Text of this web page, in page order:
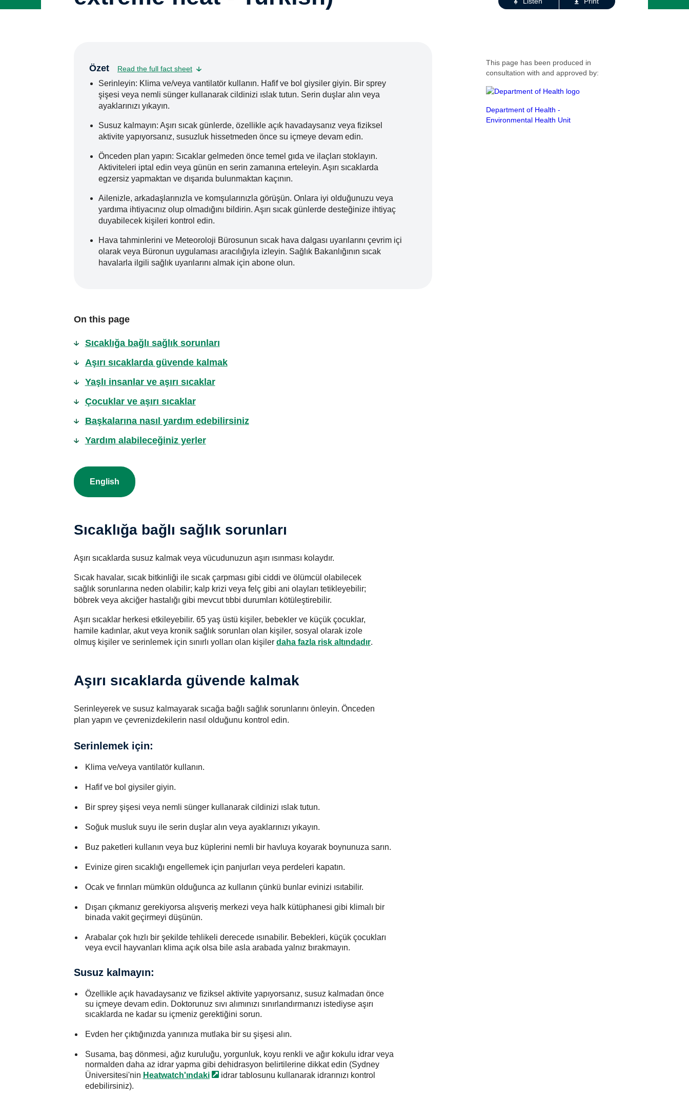
Özet Read the full fact sheet
Serinleyin: Klima ve/veya vantilatör kullanın. Hafif ve bol giysiler giyin. Bir sprey
şişesi veya nemli sünger kullanarak cildinizi ıslak tutun. Serin duşlar alın veya
ayaklarınızı yıkayın.
Susuz kalmayın: Aşırı sıcak günlerde, özellikle açık havadaysanız veya fiziksel
aktivite yapıyorsanız, susuzluk hissetmeden önce su içmeye devam edin.
Önceden plan yapın: Sıcaklar gelmeden önce temel gıda ve ilaçları stoklayın.
Aktiviteleri iptal edin veya günün en serin zamanına erteleyin. Aşırı sıcaklarda
egzersiz yapmaktan ve dışarıda bulunmaktan kaçının.
Ailenizle, arkadaşlarınızla ve komşularınızla görüşün. Onlara iyi olduğunuzu veya
yardıma ihtiyacınız olup olmadığını bildirin. Aşırı sıcak günlerde desteğinize ihtiyaç
duyabilecek kişileri kontrol edin.
Hava tahminlerini ve Meteoroloji Bürosunun sıcak hava dalgası uyarılarını çevrim içi
olarak veya Büronun uygulaması aracılığıyla izleyin. Sağlık Bakanlığının sıcak
havalarla ilgili sağlık uyarılarını almak için abone olun.
On this page
Sıcaklığa bağlı sağlık sorunları
Aşırı sıcaklarda güvende kalmak
Yaşlı insanlar ve aşırı sıcaklar
Çocuklar ve aşırı sıcaklar
Başkalarına nasıl yardım edebilirsiniz
Yardım alabileceğiniz yerler
English
Sıcaklığa bağlı sağlık sorunları
Aşırı sıcaklarda susuz kalmak veya vücudunuzun aşırı ısınması kolaydır.
Sıcak havalar, sıcak bitkinliği ile sıcak çarpması gibi ciddi ve ölümcül olabilecek
sağlık sorunlarına neden olabilir; kalp krizi veya felç gibi ani olayları tetikleyebilir;
böbrek veya akciğer hastalığı gibi mevcut tıbbi durumları kötüleştirebilir.
Aşırı sıcaklar herkesi etkileyebilir. 65 yaş üstü kişiler, bebekler ve küçük çocuklar,
hamile kadınlar, akut veya kronik sağlık sorunları olan kişiler, sosyal olarak izole
olmuş kişiler ve serinlemek için sınırlı yolları olan kişiler daha fazla risk altındadır.
Aşırı sıcaklarda güvende kalmak
Serinleyerek ve susuz kalmayarak sıcağa bağlı sağlık sorunlarını önleyin. Önceden
plan yapın ve çevrenizdekilerin nasıl olduğunu kontrol edin.
Serinlemek için:
Klima ve/veya vantilatör kullanın.
Hafif ve bol giysiler giyin.
Bir sprey şişesi veya nemli sünger kullanarak cildinizi ıslak tutun.
Soğuk musluk suyu ile serin duşlar alın veya ayaklarınızı yıkayın.
Buz paketleri kullanın veya buz küplerini nemli bir havluya koyarak boynunuza sarın.
Evinize giren sıcaklığı engellemek için panjurları veya perdeleri kapatın.
Ocak ve fırınları mümkün olduğunca az kullanın çünkü bunlar evinizi ısıtabilir.
Dışarı çıkmanız gerekiyorsa alışveriş merkezi veya halk kütüphanesi gibi klimalı bir
binada vakit geçirmeyi düşünün.
Arabalar çok hızlı bir şekilde tehlikeli derecede ısınabilir. Bebekleri, küçük çocukları
veya evcil hayvanları klima açık olsa bile asla arabada yalnız bırakmayın.
Susuz kalmayın:
Özellikle açık havadaysanız ve fiziksel aktivite yapıyorsanız, susuz kalmadan önce
su içmeye devam edin. Doktorunuz sıvı alımınızı sınırlandırmanızı istediyse aşırı
sıcaklarda ne kadar su içmeniz gerektiğini sorun.
Evden her çıktığınızda yanınıza mutlaka bir su şişesi alın.
Susama, baş dönmesi, ağız kuruluğu, yorgunluk, koyu renkli ve ağır kokulu idrar veya
normalden daha az idrar yapma gibi dehidrasyon belirtilerine dikkat edin (Sydney
Üniversitesi'nin Heatwatch'ındaki
idrar tablosunu kullanarak idrarınızı kontrol
edebilirsiniz).
This page has been produced in
consultation with and approved by:
Department of Health -
Environmental Health Unit